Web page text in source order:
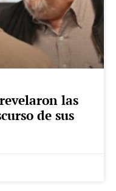
las
de sus